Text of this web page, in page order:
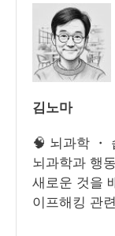
김노마
🧠 뇌과학 ・
뇌과학과 행
새로운 것을
이프해킹 관